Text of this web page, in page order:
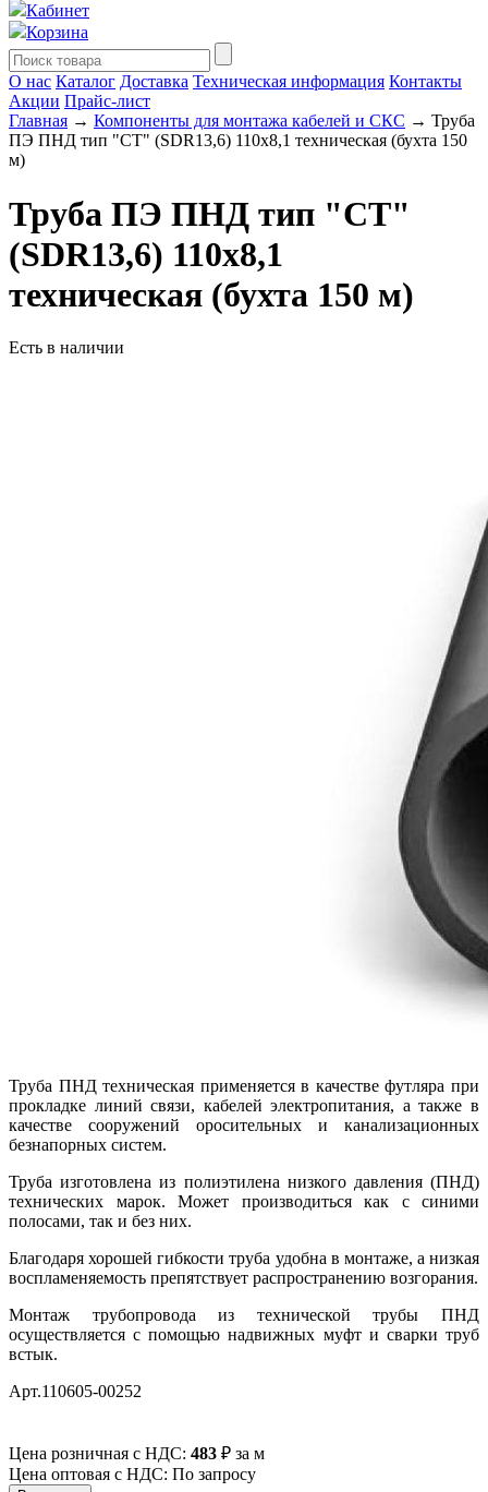
Кабинет
Корзина
О нас Каталог Доставка Техническая информация Контакты
Акции Прайс-лист
Главная → Компоненты для монтажа кабелей и СКС → Труба
ПЭ ПНД тип "СТ" (SDR13,6) 110х8,1 техническая (бухта 150
м)
Труба ПЭ ПНД тип "СТ"
(SDR13,6) 110х8,1
техническая (бухта 150 м)
Есть в наличии
Труба ПНД техническая применяется в качестве футляра при
прокладке линий связи, кабелей электропитания, а также в
качестве сооружений оросительных и канализационных
безнапорных систем.
Труба изготовлена из полиэтилена низкого давления (ПНД)
технических марок. Может производиться как с синими
полосами, так и без них.
Благодаря хорошей гибкости труба удобна в монтаже, а низкая
воспламеняемость препятствует распространению возгорания.
Монтаж трубопровода из технической трубы ПНД
осуществляется с помощью надвижных муфт и сварки труб
встык.
Арт.110605-00252
Цена розничная с НДС: 483 ₽ за м
Цена оптовая с НДС: По запросу